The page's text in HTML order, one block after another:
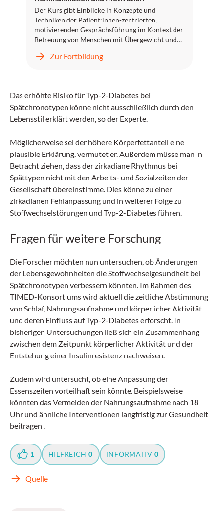
Der Kurs gibt Einblicke in Konzepte und
Techniken der Patient:innen-zentrierten,
motivierenden Gesprächsführung im Kontext der
Betreuung von Menschen mit Übergewicht und
so vermitteln, dass sie leicht erfasst, verstanden
Practice-Beispielen werden die Lerninhalte
verdeutlicht und vertieft.
Zur Fortbildung
Das erhöhte Risiko für Typ-2-Diabetes bei
Spätchronotypen könne nicht ausschließlich durch den
Lebensstil erklärt werden, so der Experte.
Möglicherweise sei der höhere Körperfettanteil eine
plausible Erklärung, vermutet er. Außerdem müsse man in
Betracht ziehen, dass der zirkadiane Rhythmus bei
Spättypen nicht mit den Arbeits- und Sozialzeiten der
Gesellschaft übereinstimme. Dies könne zu einer
zirkadianen Fehlanpassung und in weiterer Folge zu
Stoffwechselstörungen und Typ-2-Diabetes führen.
Fragen für weitere Forschung
Die Forscher möchten nun untersuchen, ob Änderungen
der Lebensgewohnheiten die Stoffwechselgesundheit bei
Spätchronotypen verbessern könnten. Im Rahmen des
TIMED-Konsortiums wird aktuell die zeitliche Abstimmung
von Schlaf, Nahrungsaufnahme und körperlicher Aktivität
und deren Einfluss auf Typ-2-Diabetes erforscht. In
bisherigen Untersuchungen ließ sich ein Zusammenhang
zwischen dem Zeitpunkt körperlicher Aktivität und der
Entstehung einer Insulinresistenz nachweisen.
Zudem wird untersucht, ob eine Anpassung der
Essenszeiten vorteilhaft sein könnte. Beispielsweise
könnten das Vermeiden der Nahrungsaufnahme nach 18
Uhr und ähnliche Interventionen langfristig zur Gesundheit
beitragen .
1 HILFREICH 0 INFORMATIV 0
Quelle